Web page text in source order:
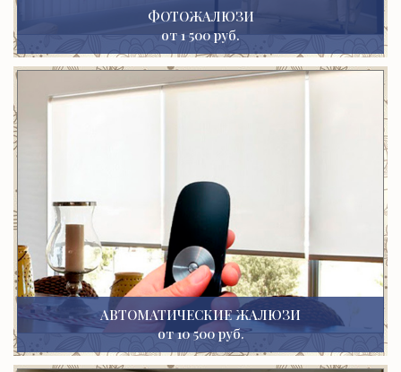
ФОТОЖАЛЮЗИ
от 1 500 руб.
АВТОМАТИЧЕСКИЕ ЖАЛЮЗИ
от 10 500 руб.